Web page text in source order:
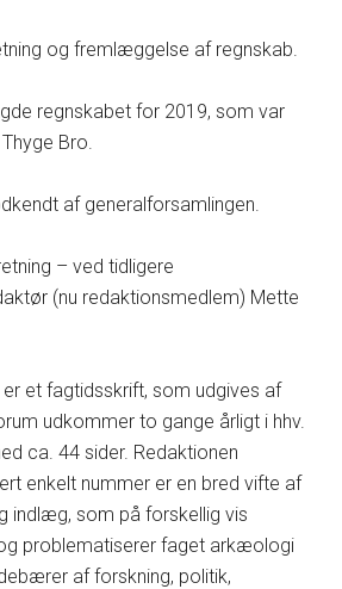
og fremlæggelse af regnskab.
regnskabet for 2019, som var
Bro.
af generalforsamlingen.
– ved tidligere
(nu redaktionsmedlem) Mette
et fagtidsskrift, som udgives af
udkommer to gange årligt i hhv.
ca. 44 sider. Redaktionen
enkelt nummer er en bred vifte af
indlæg, som på forskellig vis
problematiserer faget arkæologi
af forskning, politik,